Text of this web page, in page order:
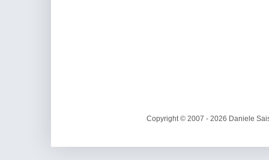
Copyright © 2007 - 2026 Daniele